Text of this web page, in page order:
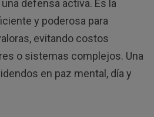
defensa activa. Es la
y poderosa para
evitando costos
o sistemas complejos. Una
en paz mental, día y